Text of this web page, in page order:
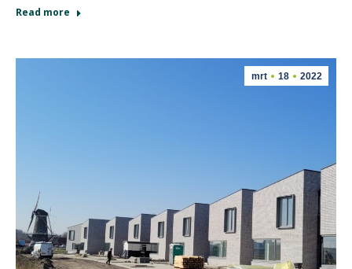
Read more
mrt 18 2022